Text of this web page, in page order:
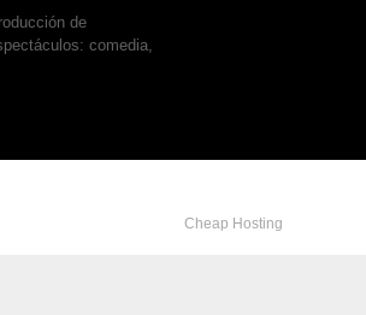
de
comedia,
Cheap Hosting